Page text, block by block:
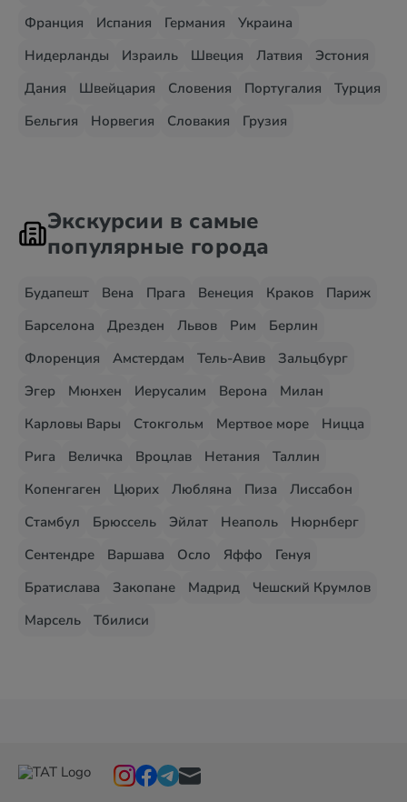
Франция
Испания Германия
Украина
Нидерланды
Израиль Швеция Латвия
Эстония
Дания
Швейцария Словения Португалия
Турция
Бельгия
Норвегия Словакия Грузия
Экскурсии в самые
популярные города
Будапешт Вена Прага Венеция Краков
Париж
Барселона
Дрезден Львов Рим
Берлин
Флоренция
Амстердам Тель-Авив
Зальцбург
Эгер
Мюнхен Иерусалим Верона
Милан
Карловы Вары
Стокгольм Мертвое море
Ницца
Рига
Величка Вроцлав Нетания
Таллин
Копенгаген
Цюрих Любляна Пиза
Лиссабон
Стамбул
Брюссель Эйлат Неаполь
Нюрнберг
Сентендре
Варшава Осло Яффо
Генуя
Братислава
Закопане Мадрид
Чешский Крумлов
Марсель
Тбилиси